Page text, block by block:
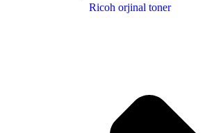
Ricoh orjinal toner